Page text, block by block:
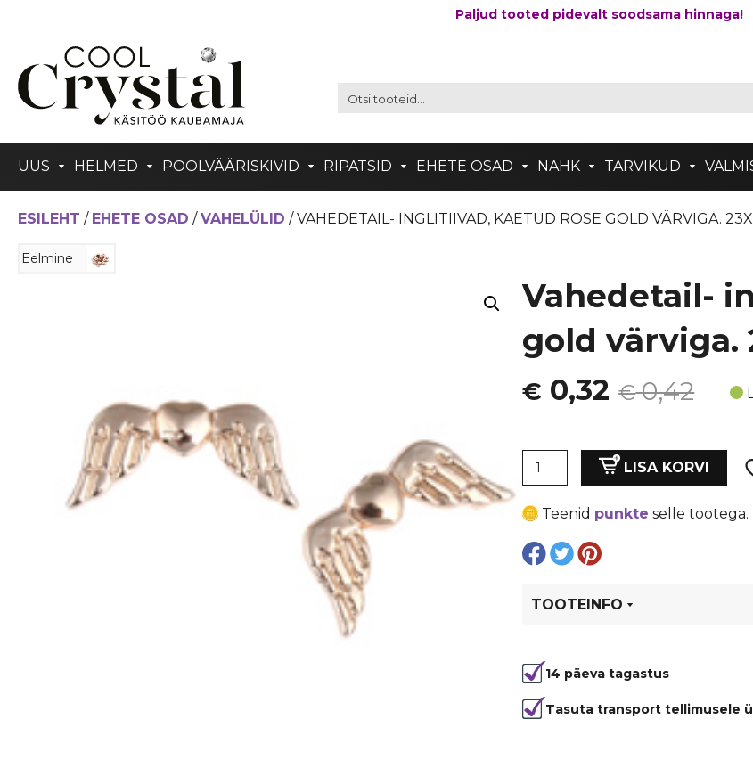
Paljud tooted pidevalt soodsama hinnaga!
UUS HELMED POOLVÄÄRISKIVID RIPATSID EHETE OSAD NAHK TARVIKUD
ESILEHT / EHETE OSAD /VAHELÜLID / VAHEDETAIL- INGLITIIVAD, KAETUD ROSE GOLD VÄRVIGA.
Eelmine
Vahedetail-
gold värviga.
€0,42
Algne
oli:
€ 0,42.
€ 0,32
Current
is:
€ 0,32.
Vahedetail-
rose
gold
värviga.
mm,
mm
kogus
LISA KORVI
Teenid punkte selle tootega.
TOOTEINFO
14 päeva tagastus
Tasuta transport tellimusele